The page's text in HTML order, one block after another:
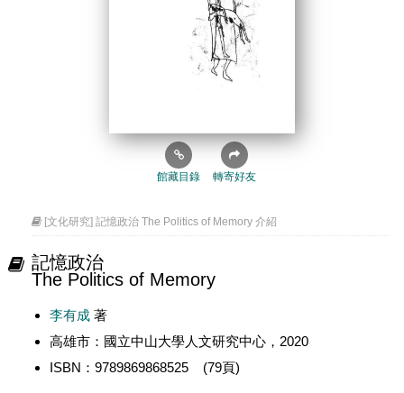
館藏目錄 轉寄好友
[文化研究] 記憶政治 The Politics of Memory 介紹
記憶政治
The Politics of Memory
李有成著
高雄市：國立中山大學人文研究中心，2020
ISBN：9789869868525 (79頁)